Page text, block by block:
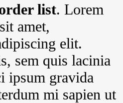
list. Lorem
amet,
elit.
sem quis lacinia
ipsum gravida
mi sapien ut